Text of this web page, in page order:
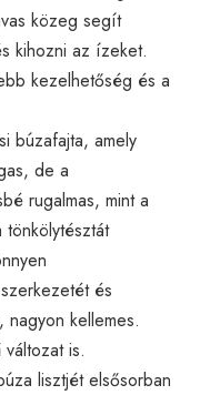
közeg segít
kihozni az ízeket.
kezelhetőség és a
búzafajta, amely
de a
rugalmas, mint a
és
kellemes.
is.
lisztjét elsősorban